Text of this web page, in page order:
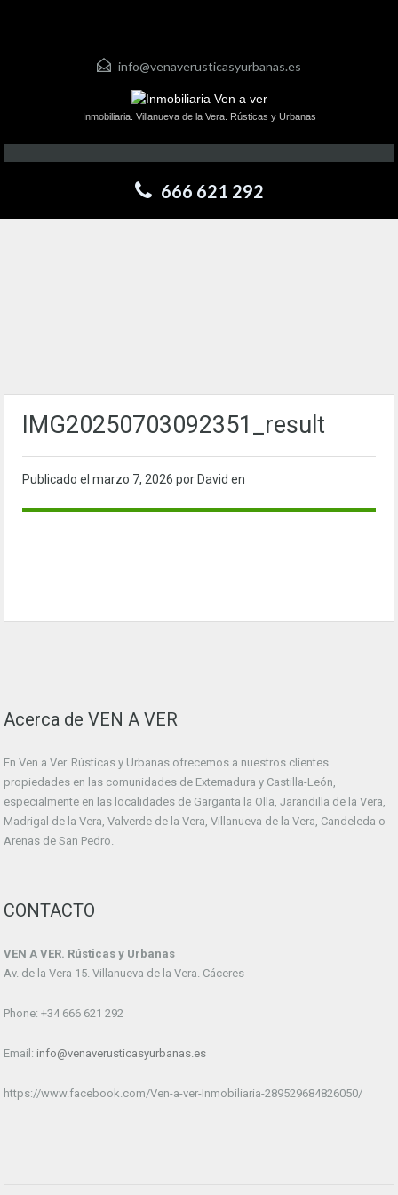
info@venaverusticasyurbanas.es
Inmobiliaria. Villanueva de la Vera. Rústicas y Urbanas
666 621 292
IMG20250703092351_result
Publicado el marzo 7, 2026 por David en
Acerca de VEN A VER
En Ven a Ver. Rústicas y Urbanas ofrecemos a nuestros clientes
propiedades en las comunidades de Extemadura y Castilla-León,
especialmente en las localidades de Garganta la Olla, Jarandilla de la Vera,
Madrigal de la Vera, Valverde de la Vera, Villanueva de la Vera, Candeleda o
Arenas de San Pedro.
CONTACTO
VEN A VER. Rústicas y Urbanas
Av. de la Vera 15. Villanueva de la Vera. Cáceres
Phone: +34 666 621 292
Email: info@venaverusticasyurbanas.es
https://www.facebook.com/Ven-a-ver-Inmobiliaria-289529684826050/